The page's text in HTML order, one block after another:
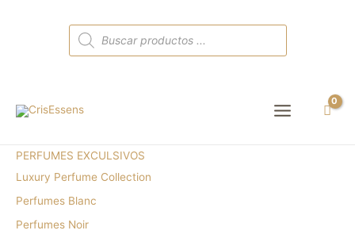
Búsqueda
de
productos
Main
PERFUMES EXCULSIVOS
Luxury Perfume Collection
Perfumes Blanc
Perfumes Noir